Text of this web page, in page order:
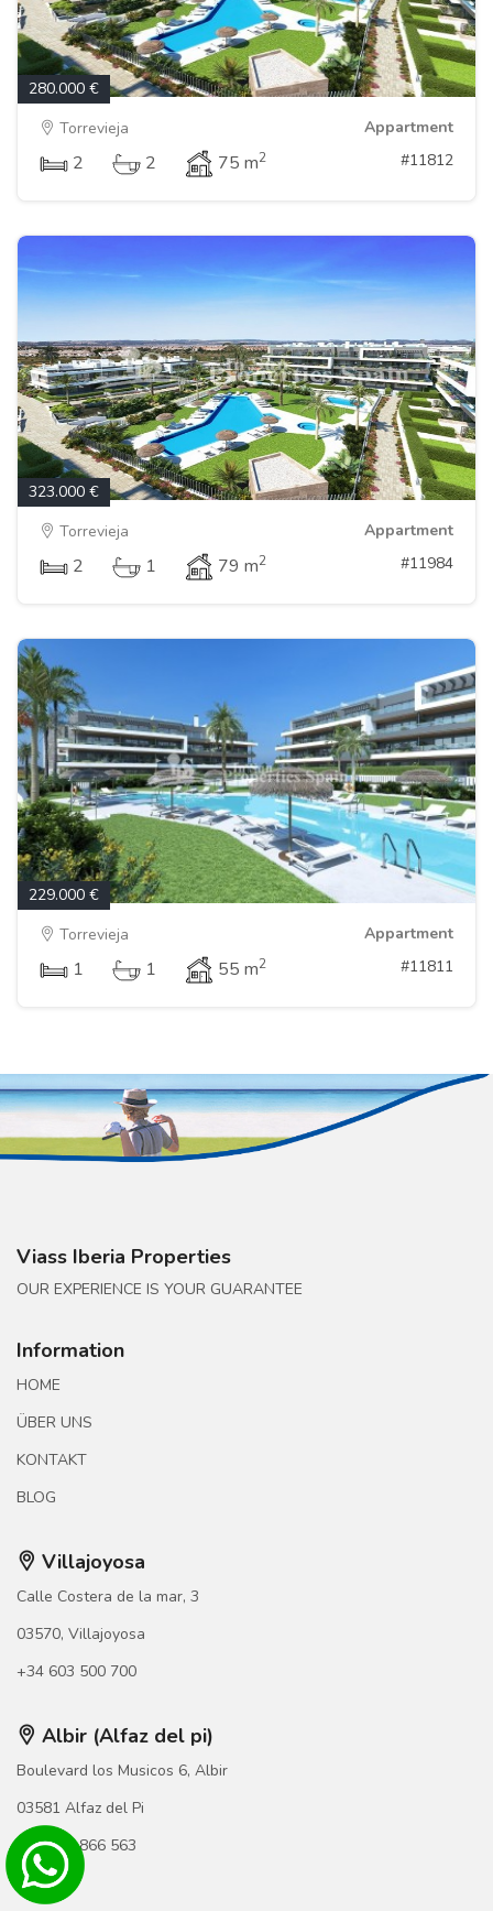
280.000 €
Torrevieja
Appartment
2 2 75 m2 #11812
323.000 €
Torrevieja
Appartment
2 1 79 m2 #11984
229.000 €
Torrevieja
Appartment
1 1 55 m2 #11811
Viass Iberia Properties
OUR EXPERIENCE IS YOUR GUARANTEE
Information
HOME
ÜBER UNS
KONTAKT
BLOG
Villajoyosa
Calle Costera de la mar, 3
03570, Villajoyosa
+34 603 500 700
Albir (Alfaz del pi)
Boulevard los Musicos 6, Albir
03581 Alfaz del Pi
+34 966 866 563